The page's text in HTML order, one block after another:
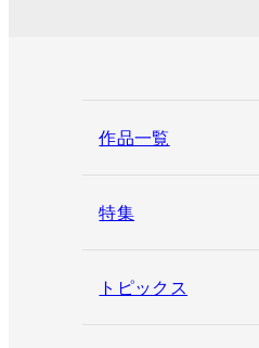
作品一覧
特集
トピックス